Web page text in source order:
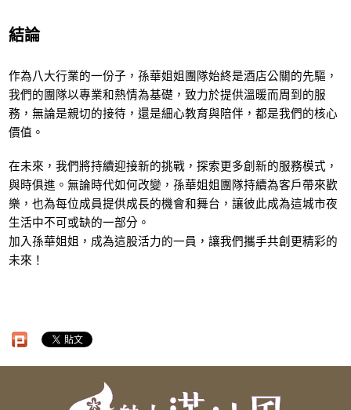
結論
作為八大行業的一份子，孫華姐姐團隊始終是酒店公關的先驅，
我們的團隊以專業和熱情為基礎，致力於提供溫暖而周到的服
務，無論是親切的接待，還是細心教育與陪伴，都是我們的核心
價值。
在未來，我們將持續迎接新的挑戰，探索更多創新的服務模式，
與時俱進。無論時代如何改變，孫華姐姐團隊持續為客戶帶來歡
樂，也為每位成員提供成長的機會和舞台，讓彼此成為這城市夜
生活中不可或缺的一部分。
加入孫華姐姐，成為這股活力的一員，讓我們攜手共創更精彩的
未來！